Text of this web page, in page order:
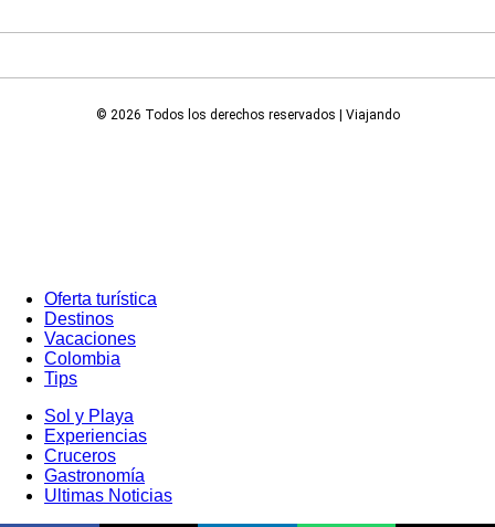
© 2026 Todos los derechos reservados | Viajando
Oferta turística
Destinos
Vacaciones
Colombia
Tips
Sol y Playa
Experiencias
Cruceros
Gastronomía
Ultimas Noticias